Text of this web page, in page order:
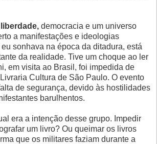
democracia e um universo
a manifestações e ideologias
sonhava na época da ditadura, está
da realidade. Tive um choque ao ler
em visita ao Brasil, foi impedida de
Cultura de São Paulo. O evento
de segurança, devido às hostilidades
barulhentos.
era a intenção desse grupo. Impedir
um livro? Ou queimar os livros
que os militares faziam durante a